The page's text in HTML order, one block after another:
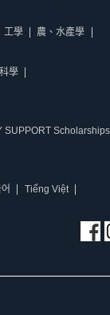
工學 農、水產學
學
SUPPORT Scholarships
Tiếng Việt